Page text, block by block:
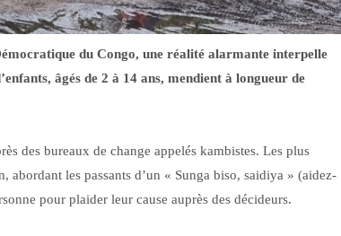
du Congo, une réalité alarmante interpelle
âgés de 2 à 14 ans, mendient à longueur de
des bureaux de change appelés kambistes. Les plus
abordant les passants d’un « Sunga biso, saidiya » (aidez-
pour plaider leur cause auprès des décideurs.